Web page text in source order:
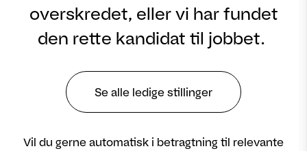
overskredet, eller vi har fundet
den rette kandidat til jobbet.
Se alle ledige stillinger
Vil du gerne automatisk i betragtning til relevante